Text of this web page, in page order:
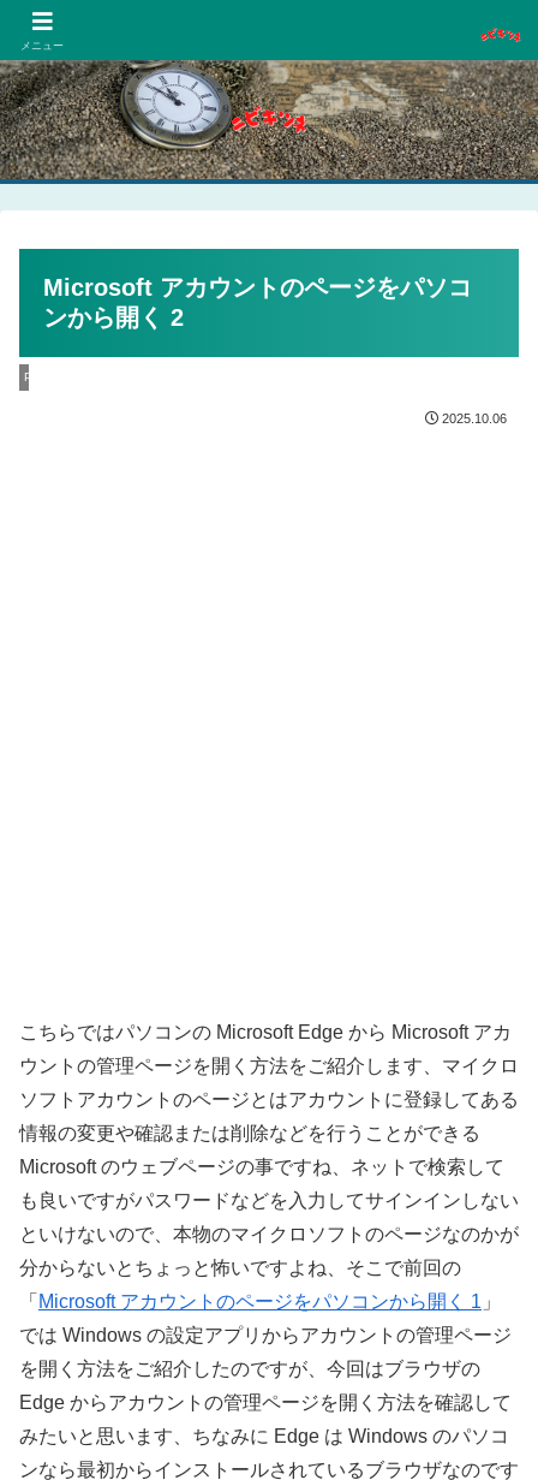
Microsoft アカウントのページをパソコ
ンから開く 2
PC
2025.10.06
こちらではパソコンの Microsoft Edge から Microsoft アカ
ウントの管理ページを開く方法をご紹介します、マイクロ
ソフトアカウントのページとはアカウントに登録してある
情報の変更や確認または削除などを行うことができる
Microsoft のウェブページの事ですね、ネットで検索して
も良いですがパスワードなどを入力してサインインしない
といけないので、本物のマイクロソフトのページなのかが
分からないとちょっと怖いですよね、そこで前回の
「 Microsoft アカウントのページをパソコンから開く 1 」
では Windows の設定アプリからアカウントの管理ページ
を開く方法をご紹介したのですが、今回はブラウザの
Edge からアカウントの管理ページを開く方法を確認して
みたいと思います、ちなみに Edge は Windows のパソコ
ンなら最初からインストールされているブラウザなのです
メニュー